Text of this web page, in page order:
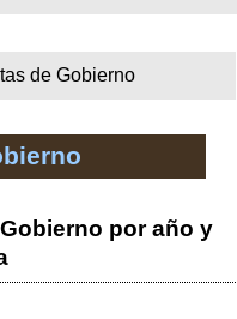
de Gobierno
por año y